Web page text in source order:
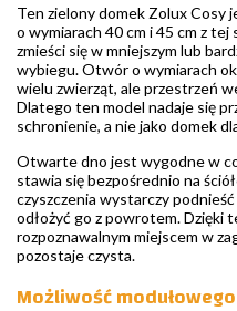
Ten zielony domek Zolux Cosy
o wymiarach 40 cm i 45 cm z tej
zmieści się w mniejszym lub
wybiegu. Otwór o wymiarach
wielu zwierząt, ale przestrzeń
Dlatego ten model nadaje się
schronienie, a nie jako domek
Otwarte dno jest wygodne w
stawia się bezpośrednio na
czyszczenia wystarczy
odłożyć go z powrotem. Dzięki
rozpoznawalnym miejscem w
pozostaje czysta.
Możliwość